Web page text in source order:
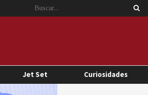
Jet Set Curiosidades